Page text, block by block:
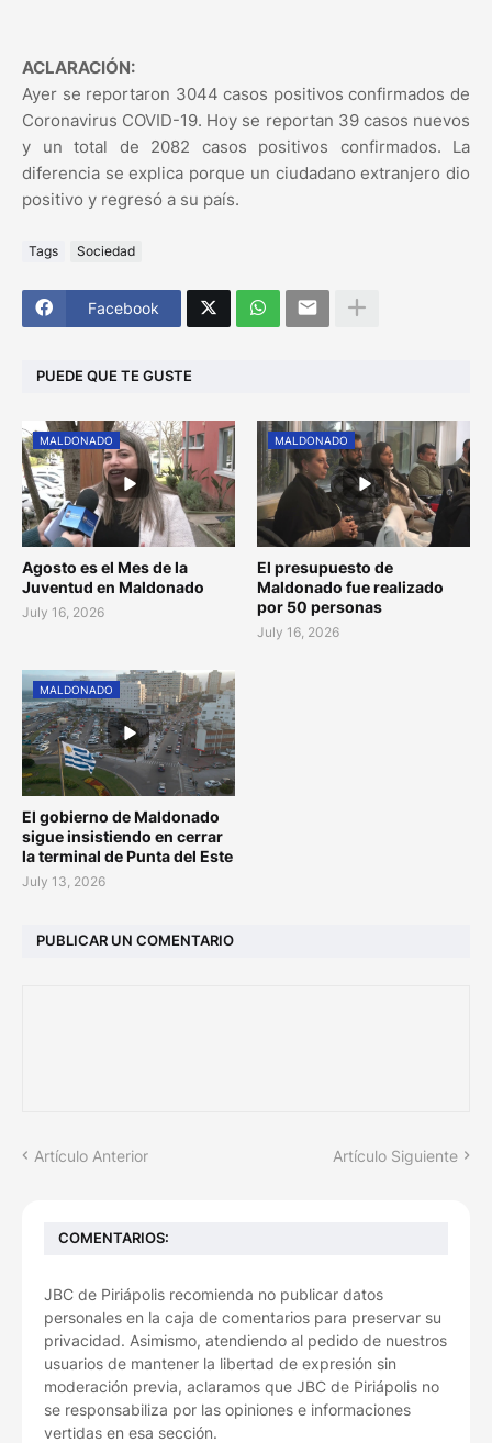
ACLARACIÓN:
Ayer se reportaron 3044 casos positivos confirmados de
Coronavirus COVID-19. Hoy se reportan 39 casos nuevos
y un total de 2082 casos positivos confirmados. La
diferencia se explica porque un ciudadano extranjero dio
positivo y regresó a su país.
Tags Sociedad
Facebook
PUEDE QUE TE GUSTE
MALDONADO
Agosto es el Mes de la
Juventud en Maldonado
July 16, 2026
MALDONADO
El presupuesto de
Maldonado fue realizado
por 50 personas
July 16, 2026
MALDONADO
El gobierno de Maldonado
sigue insistiendo en cerrar
la terminal de Punta del Este
July 13, 2026
PUBLICAR UN COMENTARIO
Artículo Anterior Artículo Siguiente
COMENTARIOS:
JBC de Piriápolis recomienda no publicar datos
personales en la caja de comentarios para preservar su
privacidad. Asimismo, atendiendo al pedido de nuestros
usuarios de mantener la libertad de expresión sin
moderación previa, aclaramos que JBC de Piriápolis no
se responsabiliza por las opiniones e informaciones
vertidas en esa sección.